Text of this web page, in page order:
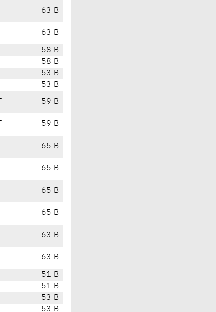
63 B
63 B
58 B
58 B
53 B
53 B
59 B
59 B
65 B
65 B
65 B
65 B
63 B
63 B
51 B
51 B
53 B
53 B